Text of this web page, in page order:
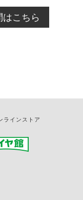
場合のご予約
約の店舗まで
こちら
ラインストア